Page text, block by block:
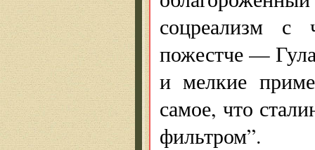
соцреализм с
пожестче —
и мелкие
самое, что
фильтром”.